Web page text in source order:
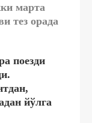
марта
тез орада
поезди
йўлга